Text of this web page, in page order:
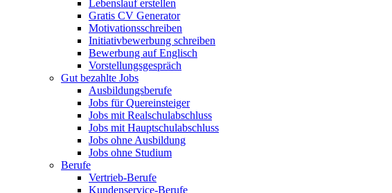
Lebenslauf erstellen
Gratis CV Generator
Motivationsschreiben
Initiativbewerbung schreiben
Bewerbung auf Englisch
Vorstellungsgespräch
Gut bezahlte Jobs
Ausbildungsberufe
Jobs für Quereinsteiger
Jobs mit Realschulabschluss
Jobs mit Hauptschulabschluss
Jobs ohne Ausbildung
Jobs ohne Studium
Berufe
Vertrieb-Berufe
Kundenservice-Berufe